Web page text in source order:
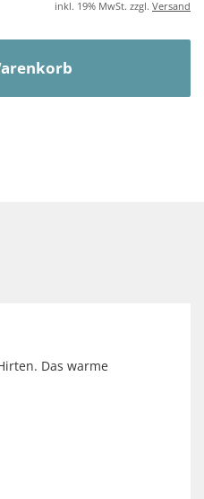
inkl. 19% MwSt. zzgl. Versand
Das warme